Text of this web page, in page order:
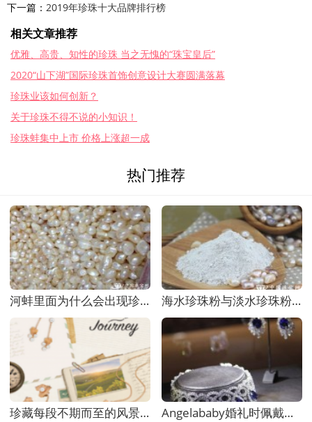
下一篇： 2019年珍珠十大品牌排行榜
相关文章推荐
优雅、高贵、知性的珍珠 当之无愧的“珠宝皇后”
2020“山下湖”国际珍珠首饰创意设计大赛圆满落幕
珍珠业该如何创新？
关于珍珠不得不说的小知识！
珍珠蚌集中上市 价格上涨超一成
热门推荐
河蚌里面为什么会出现珍珠，需要的条件有哪些呢 海水珍珠粉与淡水珍珠粉究竟哪个好？
珍藏每段不期而至的风景 周生生全新Journey Angelababy婚礼时佩戴的巴洛克珍珠钻石胸针